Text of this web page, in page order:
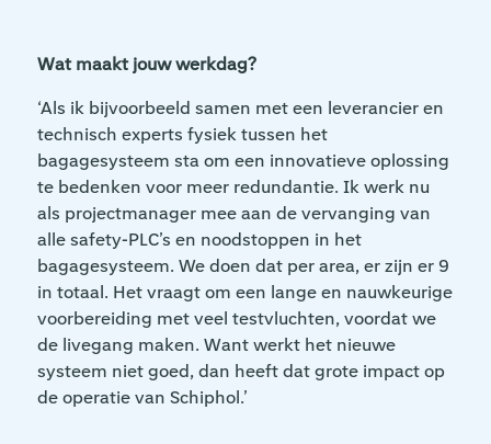
Wat maakt jouw werkdag?
‘Als ik bijvoorbeeld samen met een leverancier en
technisch experts fysiek tussen het
bagagesysteem sta om een innovatieve oplossing
te bedenken voor meer redundantie. Ik werk nu
als projectmanager mee aan de vervanging van
alle safety-PLC’s en noodstoppen in het
bagagesysteem. We doen dat per area, er zijn er 9
in totaal. Het vraagt om een lange en nauwkeurige
voorbereiding met veel testvluchten, voordat we
de livegang maken. Want werkt het nieuwe
systeem niet goed, dan heeft dat grote impact op
de operatie van Schiphol.’